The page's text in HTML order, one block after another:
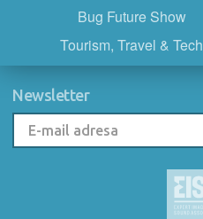
Bug Future Show
Tourism, Travel & Tech
Newsletter